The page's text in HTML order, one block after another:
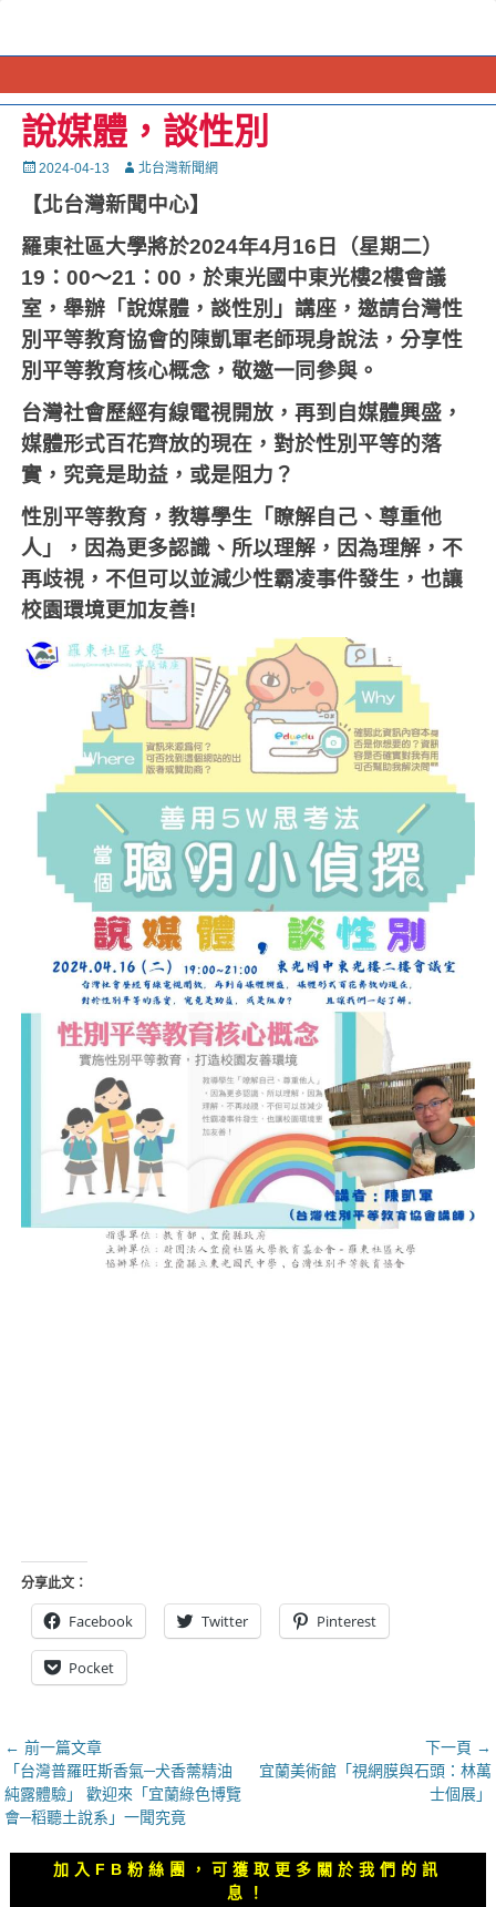
說媒體，談性別
Posted
2024-04-13 Autor北台灣新聞網
【北台灣新聞中心】
羅東社區大學將於2024年4月 16 日（星期二）
19 ：00～21 ：00 ，於東光國中東光樓2樓會議
室，舉辦「說媒體，談性別」講座，邀請台灣性
別平等教育協會的陳凱軍老師現身說法，分享性
別平等教育核心概念，敬邀一同參與。
台灣社會歷經有線電視開放，再到自媒體興盛，
媒體形式百花齊放的現在，對於性別平等的落
實，究竟是助益，或是阻力？
性別平等教育，教導學生「瞭解自己、尊重他
人」，因為更多認識、所以理解，因為理解，不
再歧視，不但可以並減少性霸凌事件發生，也讓
校園環境更加友善!
分享此文：
Facebook Twitter Pinterest
Pocket
文
章
導
覽
← 前一篇文章
上
一
篇
「台灣普羅旺斯香氣─犬香薷精油
純露體驗」 歡迎來「宜蘭綠色博覽
會─稻聽土說系」一聞究竟
下一頁 →
下
章：
宜蘭美術館「視網膜與石頭：林萬
士個展」
加入FB粉絲團，可獲取更多關於我們的訊
息！